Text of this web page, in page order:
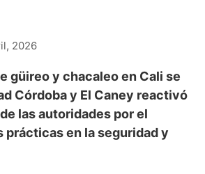
2026
güireo y chacaleo en Cali se
Córdoba y El Caney reactivó
las autoridades por el
prácticas en la seguridad y